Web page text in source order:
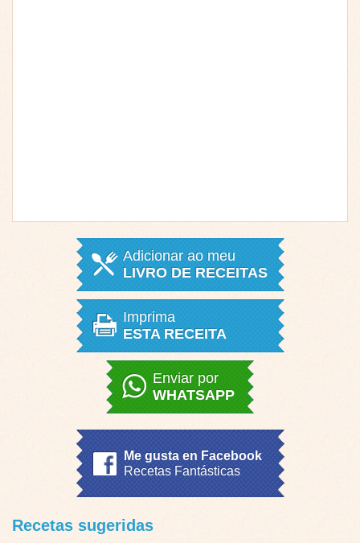
Adicionar ao meu
LIVRO DE RECEITAS
Imprima
ESTA RECEITA
Enviar por
WHATSAPP
Me gusta en Facebook
Recetas Fantásticas
Recetas sugeridas